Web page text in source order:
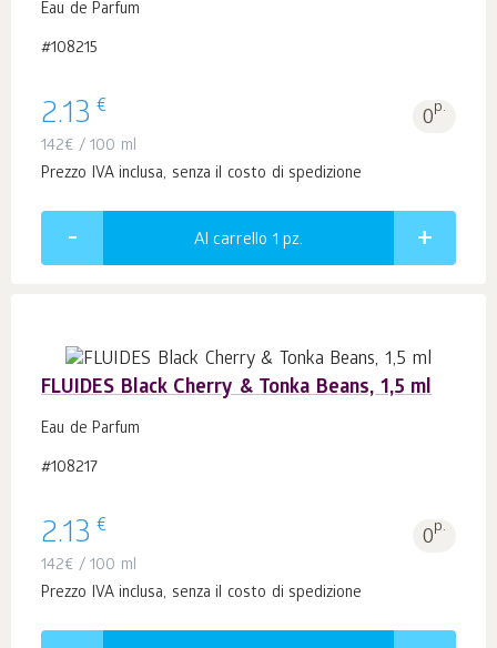
Eau de Parfum
#108215
2.13 € 0p.
142€ / 100 ml
Prezzo IVA inclusa, senza il costo di spedizione
Al carrello 1 pz.
FLUIDES Black Cherry & Tonka Beans, 1,5 ml
Eau de Parfum
#108217
2.13 € 0p.
142€ / 100 ml
Prezzo IVA inclusa, senza il costo di spedizione